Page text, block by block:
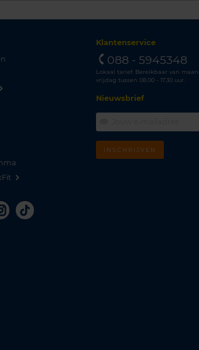
Instagram
Tiktok
Klantenservice
088 - 5945348
Lokaal tarief. Bereikbaar van
vrijdag tussen 08.00 - 17.30 uur.
Nieuwsbrief
INSCHRIJVEN